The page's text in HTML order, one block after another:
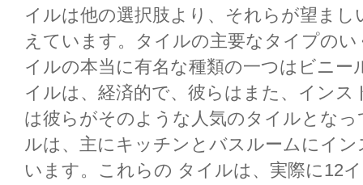
イルは他の選択肢より、それらが望ま
えています。タイルの主要なタイプの
イルの本当に有名な種類の一つはビニ
イルは、経済的で、彼らはまた、イン
は彼らがそのような人気のタイルとな
ルは、主にキッチンとバスルームにイ
います。これらの タイルは、実際に12